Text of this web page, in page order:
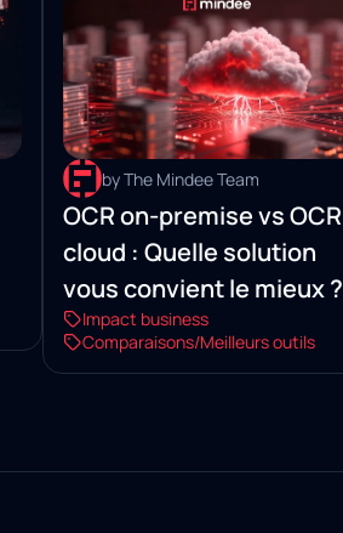
by The Mindee Team
OCR on-premise vs OCR
cloud : Quelle solution
vous convient le mieux ?
Impact business
Comparaisons/Meilleurs outils